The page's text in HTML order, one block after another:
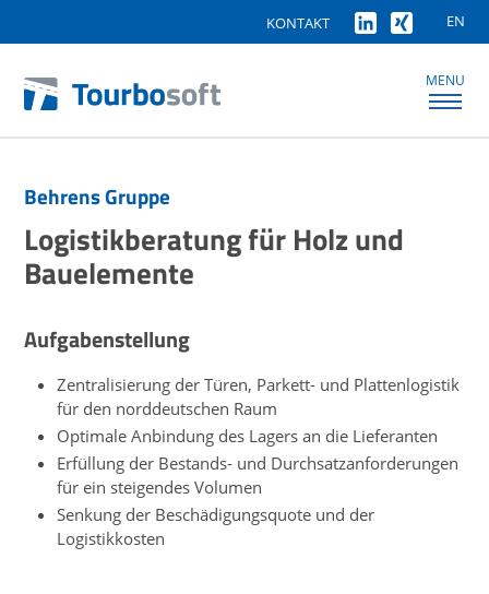
EN
KONTAKT
MENU
Behrens Gruppe
Logistikberatung für Holz und
Bauelemente
Aufgabenstellung
Zentralisierung der Türen, Parkett- und Plattenlogistik
für den norddeutschen Raum
Optimale Anbindung des Lagers an die Lieferanten
Erfüllung der Bestands- und Durchsatzanforderungen
für ein steigendes Volumen
Senkung der Beschädigungsquote und der
Logistikkosten